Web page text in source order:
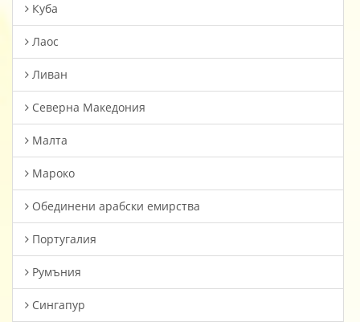
Куба
Лаос
Ливан
Северна Македония
Малта
Мароко
Oбединени арабски емирства
Португалия
Румъния
Сингапур